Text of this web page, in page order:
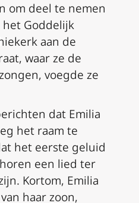
om deel te nemen
het Goddelijk
aan de
waar ze de
voegde ze
dat Emilia
het raam te
het eerste geluid
een lied ter
Kortom, Emilia
haar zoon,